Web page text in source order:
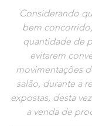
Considerando
bem
quantidade de
evitarem
movimentações
salão, durante a
expostas, desta vez
a venda de